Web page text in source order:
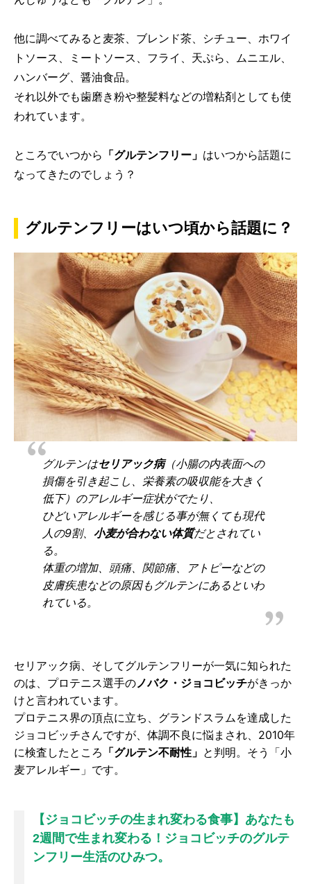
他に調べてみると麦茶、ブレンド茶、シチュー、ホワイ
トソース、ミートソース、フライ、天ぷら、ムニエル、
ハンバーグ、醤油食品。
それ以外でも歯磨き粉や整髪料などの増粘剤としても使
われています。
ところでいつから 「グルテンフリー」 はいつから話題に
なってきたのでしょう？
グルテンフリーはいつ頃から話題に？
グルテンはセリアック病（小腸の内表面への
損傷を引き起こし、栄養素の吸収能を大きく
低下）のアレルギー症状がでたり、
ひどいアレルギーを感じる事が無くても現代
人の9割、 小麦が合わない体質だとされてい
る。
体重の増加、頭痛、関節痛、アトピーなどの
皮膚疾患などの原因もグルテンにあるといわ
れている。
セリアック病、そしてグルテンフリーが一気に知られた
のは、プロテニス選手のノバク・ジョコビッチがきっか
けと言われています。
プロテニス界の頂点に立ち、グランドスラムを達成した
ジョコビッチさんですが、体調不良に悩まされ、2010年
に検査したところ 「グルテン不耐性」 と判明。そう「小
麦アレルギー」です。
【ジョコビッチの生まれ変わる食事】あなたも
2週間で生まれ変わる！ジョコビッチのグルテ
ンフリー生活のひみつ。